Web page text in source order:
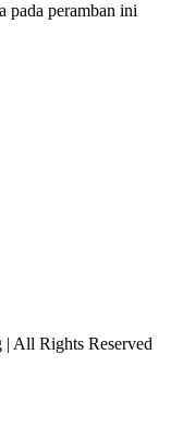
pada peramban ini
All Rights Reserved